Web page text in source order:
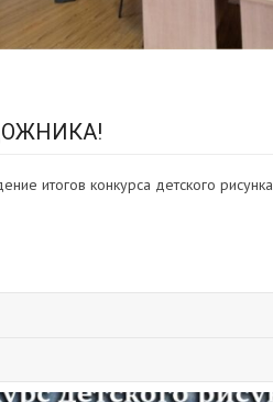
итогов конкурса детского рисунка